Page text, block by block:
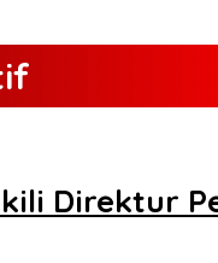
Direktur